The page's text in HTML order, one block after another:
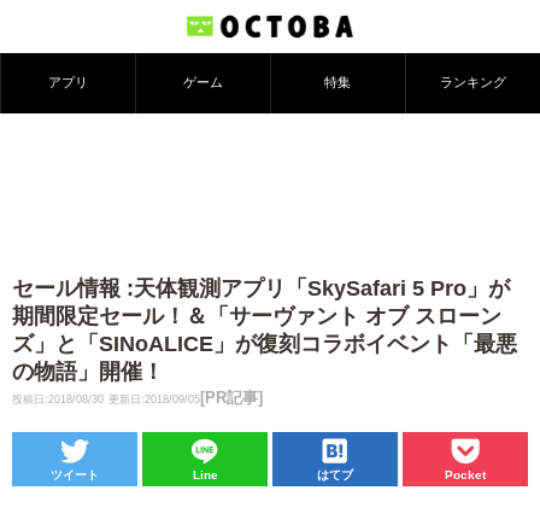
アプリ ゲーム 特集 ランキング
セール情報 :天体観測アプリ「SkySafari 5 Pro」が
期間限定セール！＆「サーヴァント オブ スローン
ズ」と「SINoALICE」が復刻コラボイベント「最悪
の物語」開催！
投稿日:2018/08/30 更新日:2018/09/05 [PR記事]
ツイート Line はてブ Pocket